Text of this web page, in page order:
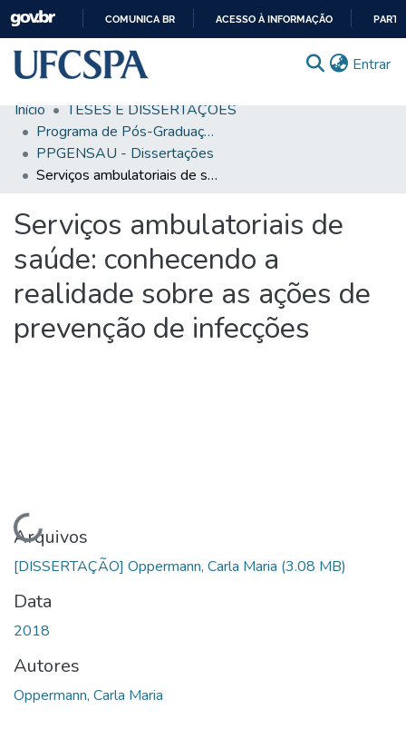
CONTEÚDO
COMUNICA BR ACESSO À INFORMAÇÃO
Entrar
Comunidades & Coleções
Busca Facetada
Autoarquivamento
Sobre o RI-UFCSPA
FAQ
Ajuda
Início
TESES E DISSERTAÇÕES
Programa de Pós-Graduação em Ensino na Saúde
PPGENSAU - Dissertações
Serviços ambulatoriais de saúde: conhecendo a realidade sobre as ações de prevenção de infecções
Serviços ambulatoriais de
saúde: conhecendo a
realidade sobre as ações de
prevenção de infecções
Carregando...
Arquivos
[DISSERTAÇÃO] Oppermann, Carla Maria (3.08 MB)
Data
2018
Autores
Oppermann, Carla Maria